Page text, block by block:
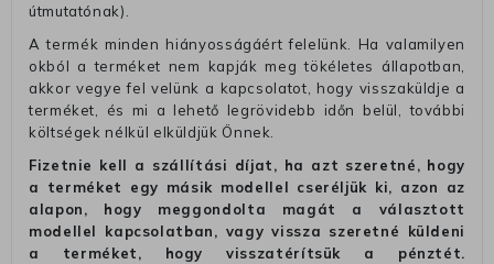
útmutatónak).
A termék minden hiányosságáért felelünk. Ha valamilyen
okból a terméket nem kapják meg tökéletes állapotban,
akkor vegye fel velünk a kapcsolatot, hogy visszaküldje a
terméket, és mi a lehető legrövidebb időn belül, további
költségek nélkül elküldjük Önnek.
Fizetnie kell a szállítási díjat, ha azt szeretné, hogy
a terméket egy másik modellel cseréljük ki, azon az
alapon, hogy meggondolta magát a választott
modellel kapcsolatban, vagy vissza szeretné küldeni
a terméket, hogy visszatérítsük a pénztét.